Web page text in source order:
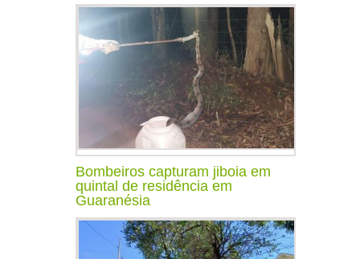
Bombeiros capturam jiboia em
quintal de residência em
Guaranésia